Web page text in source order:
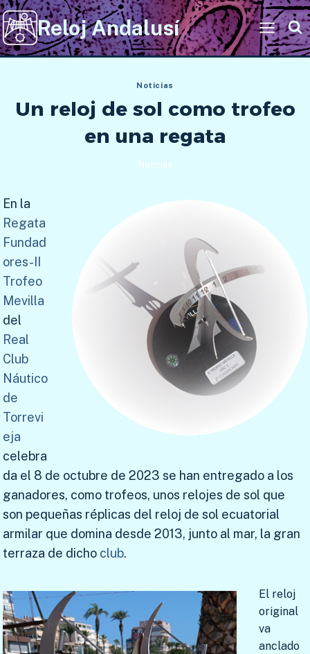
Saltar
al
contenido
Reloj Andalusí
Noticias
Un reloj de sol como trofeo
en una regata
Noticias
En la
Regata
Fundad
ores-II
Trofeo
Mevilla
del
Real
Club
Náutico
de
Torrevi
eja
celebra
da el 8 de octubre de 2023 se han entregado a los
ganadores, como trofeos, unos relojes de sol que
son pequeñas réplicas del reloj de sol ecuatorial
armilar que domina desde 2013, junto al mar, la gran
terraza de dicho club.
El reloj
original
va
anclado